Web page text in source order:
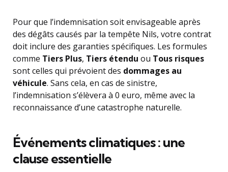
Pour que l’indemnisation soit envisageable après
des dégâts causés par la tempête Nils, votre contrat
doit inclure des garanties spécifiques. Les formules
comme Tiers Plus, Tiers étendu ou Tous risques
sont celles qui prévoient des dommages au
véhicule. Sans cela, en cas de sinistre,
l’indemnisation s’élèvera à 0 euro, même avec la
reconnaissance d’une catastrophe naturelle.
Événements climatiques : une
clause essentielle